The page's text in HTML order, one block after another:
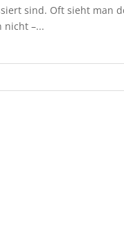
sind. Oft sieht man
nicht –...